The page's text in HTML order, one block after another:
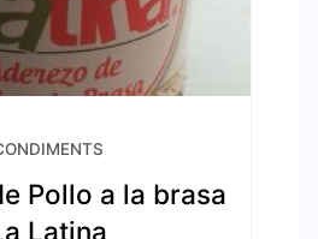
Pollo a la brasa
Latina